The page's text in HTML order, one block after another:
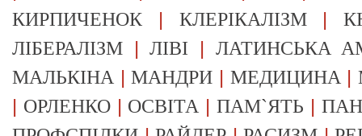
КИРПИЧЕНОК | КЛЕРІКАЛІЗМ|
ЛІБЕРАЛІЗМ |ЛІВІ | ЛАТИНСЬКА
МАЛЬКІНА |МАНДРИ | МЕДИЦИНА |
| ОРЛЕНКО| ОСВІТА |ПАМ`ЯТЬ |